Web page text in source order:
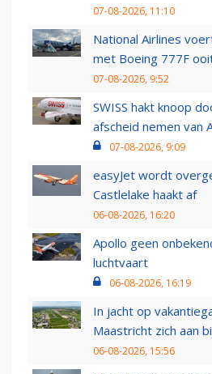
07-08-2026, 11:10
National Airlines
met Boeing 777F
07-08-2026, 9:52
SWISS hakt knoop
afscheid nemen van
07-08-2026, 9:09
easyJet wordt
Castlelake haakt af
06-08-2026, 16:20
Apollo geen
luchtvaart
06-08-2026, 16:19
In jacht op
Maastricht zich aan
06-08-2026, 15:56